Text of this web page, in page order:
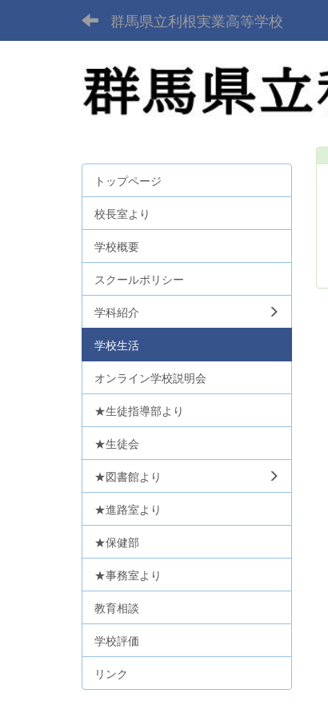
群馬県立利根実業高等学校
トップページ
校長室より
学校概要
スクールポリシー
学科紹介
学校生活
オンライン学校説明会
★生徒指導部より
★生徒会
★図書館より
★進路室より
★保健部
★事務室より
教育相談
学校評価
リンク